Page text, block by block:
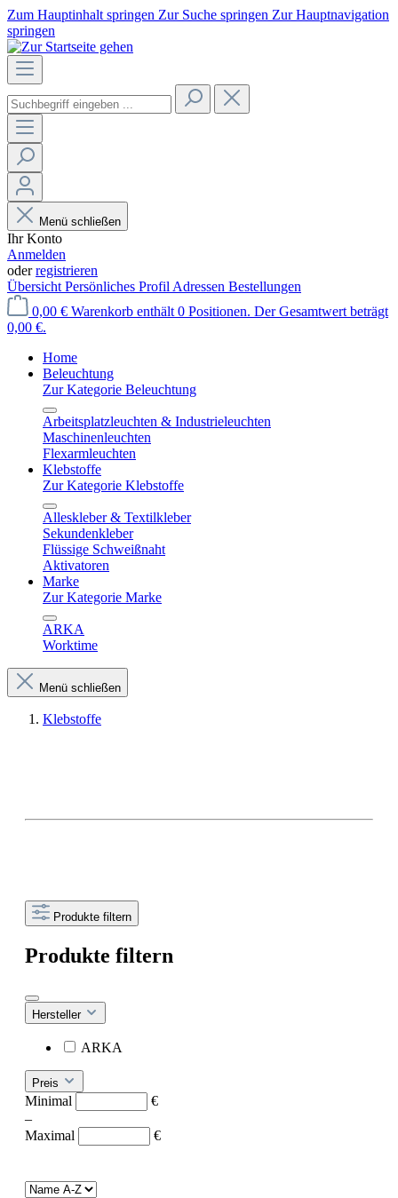
Zum Hauptinhalt springen Zur Suche springen Zur Hauptnavigation
springen
Menü schließen
Ihr Konto
Anmelden
oderregistrieren
Übersicht Persönliches Profil Adressen Bestellungen
0,00 € Warenkorb enthält 0 Positionen. Der Gesamtwert beträgt
0,00 €.
Home
Beleuchtung
Zur Kategorie Beleuchtung
Arbeitsplatzleuchten & Industrieleuchten
Maschinenleuchten
Flexarmleuchten
Klebstoffe
Zur Kategorie Klebstoffe
Alleskleber & Textilkleber
Sekundenkleber
Flüssige Schweißnaht
Aktivatoren
Marke
Zur Kategorie Marke
ARKA
Worktime
Menü schließen
Klebstoffe
Produkte filtern
Produkte filtern
Hersteller
ARKA
Preis
Minimal
€
–
Maximal
€